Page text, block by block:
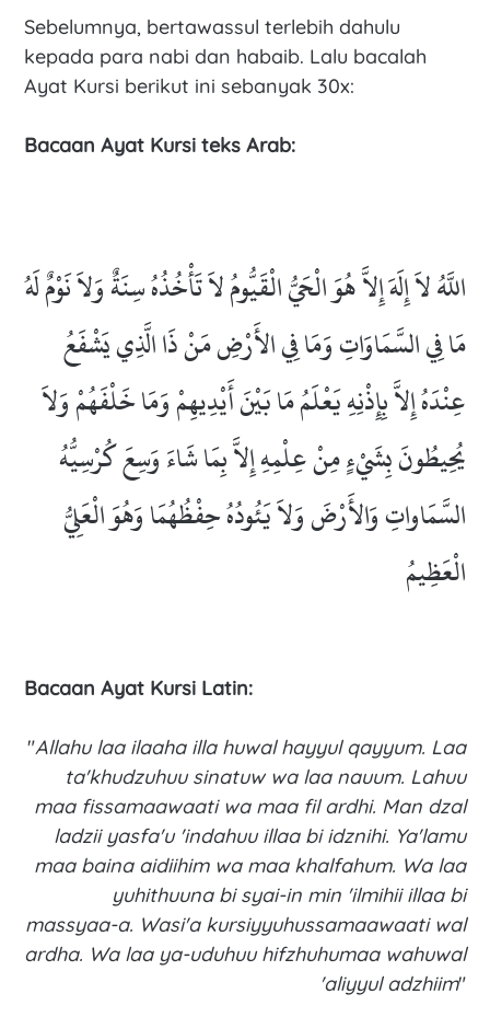
Sebelumnya, bertawassul terlebih dahulu
kepada para nabi dan habaib. Lalu bacalah
Ayat Kursi berikut ini sebanyak 30x:
Bacaan Ayat Kursi teks Arab:
اللَّهُ لاَ إِلَهَ إِلاَّ هُوَ الْحَيُّ الْقَيُّومُ لاَ تَأْخُذُهُ سِنَةٌ وَلاَ نَوْمٌ لَهُ
مَا فِي السَّمَاوَاتِ وَمَا فِي الأَرْضِ مَنْ ذَا الَّذِي يَشْفَعُ
عِنْدَهُ إِلاَّ بِإِذْنِهِ يَعْلَمُ مَا بَيْنَ أَيْدِيهِمْ وَمَا خَلْفَهُمْ وَلاَ
يُحِيطُونَ بِشَيْءٍ مِنْ عِلْمِهِ إِلاَّ بِمَا شَاءَ وَسِعَ كُرْسِيُّهُ
السَّمَاواتِ وَالأَرْضَ وَلاَ يَئُودُهُ حِفْظُهُمَا وَهُوَ الْعَلِيُّ
الْعَظِيمُ
Bacaan Ayat Kursi Latin:
"Allahu laa ilaaha illa huwal hayyul qayyum. Laa
ta'khudzuhuu sinatuw wa laa nauum. Lahuu
maa fissamaawaati wa maa fil ardhi. Man dzal
ladzii yasfa'u 'indahuu illaa bi idznihi. Ya'lamu
maa baina aidiihim wa maa khalfahum. Wa laa
yuhithuuna bi syai-in min 'ilmihii illaa bi
massyaa-a. Wasi'a kursiyyuhussamaawaati wal
ardha. Wa laa ya-uduhuu hifzhuhumaa wahuwal
'aliyyul adzhiim"